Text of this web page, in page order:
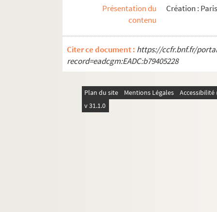
Henri-René Lenormand. Le temps est un
Paul Hervieu. Les tenailles : pièce en 3 actes.
Henry Bataille. La tendresse : pièce en 3
Charles Méré. La tentation : pièce en 4 actes.
L. Tourol. Terre de feu : drame historique en
J. Wappers. La terre promise : pièce en 2
Margaret Kennedy, Basil Dean. Tessa, la
Présentation du
contenu
Création :
Citer ce document : https://ccfr.bnf.fr/
record=eadcgm:EADC:b79405228
Plan du site Mentions Légales
v 31.1.0